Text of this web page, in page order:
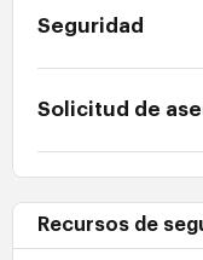
Seguridad
Solicitud de
Recursos de